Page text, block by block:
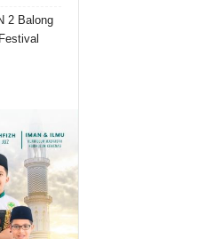
2 Balong